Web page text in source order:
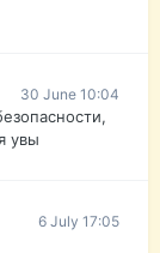
30 June 10:04
увы
6 July 17:05